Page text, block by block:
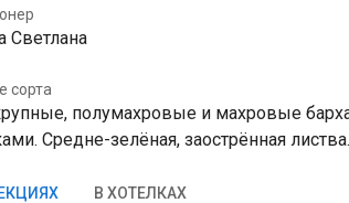
Светлана
сорта
полумахровые и махровые
Средне-зелёная, заострённая листва.
В ХОТЕЛКАХ